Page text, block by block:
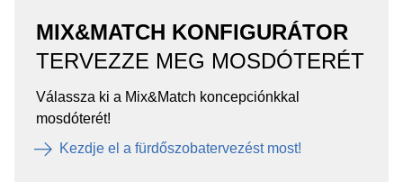
MIX&MATCH KONFIGURÁTOR
TERVEZZE MEG MOSDÓTERÉT
Válassza ki a Mix&Match koncepciónkkal
mosdóterét!
Kezdje el a fürdőszobatervezést most!